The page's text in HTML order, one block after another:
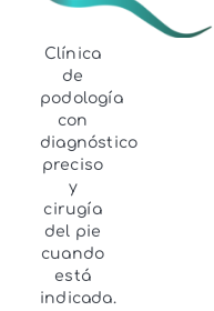
Clínica
de
podología
con
diagnóstico
preciso
y
cirugía
del pie
cuando
está
indicada.